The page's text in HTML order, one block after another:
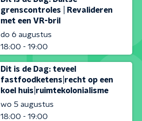
grenscontroles | Revalideren
met een VR-bril
do 6 augustus
18:00 - 19:00
Dit is de Dag: teveel
fastfoodketens|recht op een
koel huis|ruimtekolonialisme
wo 5 augustus
18:00 - 19:00